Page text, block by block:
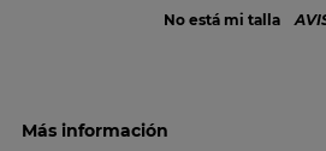
No está mi talla
Más información